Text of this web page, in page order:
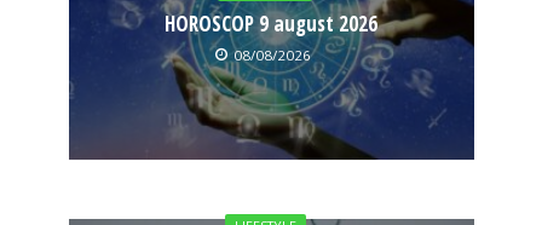
HOROSCOP 9 august 2026
08/08/2026